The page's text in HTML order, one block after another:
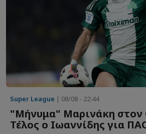
Super League | 08/08 - 22:44
"Μήνυμα" Μαρινάκη στον
Τέλος ο Ιωαννίδης για